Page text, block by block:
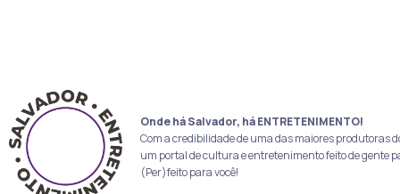
Onde há Salvador, há ENTRETENIMENTO!
Com a credibilidade de uma das maiores produtoras
um portal de cultura e entretenimento feito de gente
(Per)feito para você!